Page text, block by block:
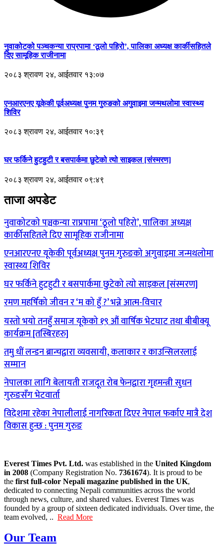
नुवाकोटको पञ्चकन्या राप्रपामा ‘ठूलो पहिरो’, पालिका अध्यक्ष कार्कीसहितले
दिए सामूहिक राजीनामा
२०८३ श्रावण २४, आईतवार १३:०७
एनआरएनए यूकेकी पूर्वअध्यक्ष पुनम गुरुङको अगुवाइमा जन्मथलोमा स्वास्थ्य
शिविर
२०८३ श्रावण २४, आईतवार १०:३९
घर फर्किने हुटहुटी र बसपार्कमा छुटेको त्यो साइकल [संस्मरण]
२०८३ श्रावण २४, आईतवार ०९:४९
ताजा अपडेट
नुवाकोटको पञ्चकन्या राप्रपामा ‘ठूलो पहिरो’, पालिका अध्यक्ष
कार्कीसहितले दिए सामूहिक राजीनामा
एनआरएनए यूकेकी पूर्वअध्यक्ष पुनम गुरुङको अगुवाइमा जन्मथलोमा
स्वास्थ्य शिविर
घर फर्किने हुटहुटी र बसपार्कमा छुटेको त्यो साइकल [संस्मरण]
रमण महर्षिको जीवन र ‘म को हुँ ?’ भन्ने आत्म-विचार
यस्तो भयो तनहुँ समाज यूकेको १९ औं वार्षिक भेटघाट तथा बीबीक्यू
कार्यक्रम [तस्बिरहरु]
तमु धीं लन्डन ब्रान्चद्वारा व्यवसायी, कलाकार र काउन्सिलरलाई
सम्मान
नेपालका लागि बेलायती राजदूत रोब फेनद्वारा गृहमन्त्री सुधन
गुरुङसँग भेटवार्ता
विदेशमा रहेका नेपालीलाई नागरिकता दिएर नेपाल फर्काए मात्रै देश
विकास हुन्छ : पुनम गुरुङ
Everest Times Pvt. Ltd. was established in the United Kingdom
in 2008 (Company Registration No. 7361674). It is proud to be
the first full-color Nepali magazine published in the UK,
dedicated to connecting Nepali communities across the world
through news, culture, and shared values. Everest Times was
founded by a group of sixteen dedicated individuals. Over time, the
team evolved, .. Read More
Our Team